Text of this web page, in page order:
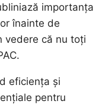
importanța
înainte de
vedere că nu toți
eficiența și
pentru